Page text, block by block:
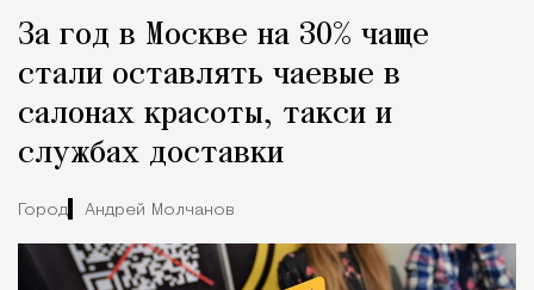
За год в Москве на 30% чаще
стали оставлять чаевые в
салонах красоты, такси и
службах доставки
Город Андрей Молчанов